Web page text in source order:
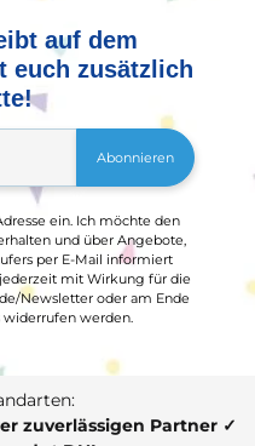
auf dem
euch zusätzlich
Abonnieren
ein. Ich möchte den
und über Angebote,
per E-Mail informiert
mit Wirkung für die
Newsletter oder am Ende
werden.
zuverlässigen Partner ✓